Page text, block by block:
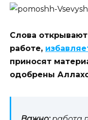
Слова
работе,
приносят
одобрены